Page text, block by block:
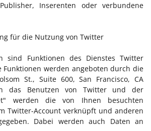
Inserenten oder verbundene
für die Nutzung von Twitter
sind Funktionen des Dienstes Twitter
Funktionen werden angeboten durch die
St., Suite 600, San Francisco, CA
das Benutzen von Twitter und der
werden die von Ihnen besuchten
Twitter-Account verknüpft und anderen
Dabei werden auch Daten an